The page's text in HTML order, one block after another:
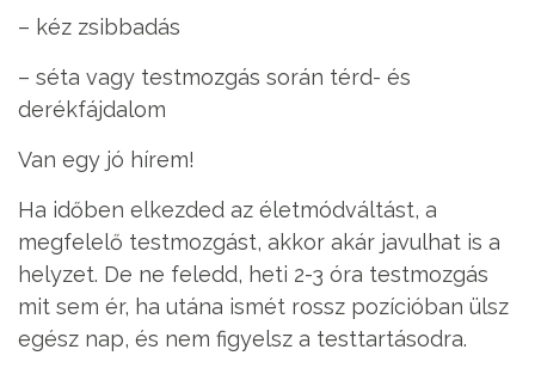
– kéz zsibbadás
– séta vagy testmozgás során térd- és
derékfájdalom
Van egy jó hírem!
Ha időben elkezded az életmódváltást, a
megfelelő testmozgást, akkor akár javulhat is a
helyzet. De ne feledd, heti 2-3 óra testmozgás
mit sem ér, ha utána ismét rossz pozícióban ülsz
egész nap, és nem figyelsz a testtartásodra.